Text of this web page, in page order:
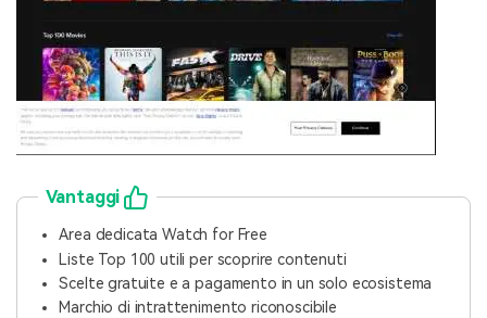
Vantaggi
Area dedicata Watch for Free
Liste Top 100 utili per scoprire contenuti
Scelte gratuite e a pagamento in un solo ecosistema
Marchio di intrattenimento riconoscibile